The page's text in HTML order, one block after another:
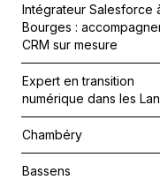
Intégrateur Salesforce
Bourges :
CRM sur mesure
Expert en transition
numérique dans les
Chambéry
Bassens